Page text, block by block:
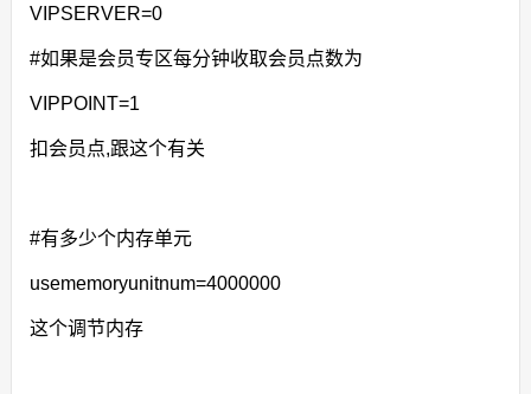
VIPSERVER=0
#如果是会员专区每分钟收取会员点数为
VIPPOINT=1
扣会员点,跟这个有关
#有多少个内存单元
usememoryunitnum=4000000
这个调节内存